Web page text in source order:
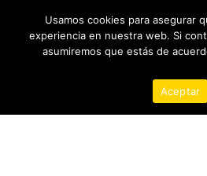
contenido
06/08/2026
Usamos cookies para asegurar
experiencia en nuestra web. Si
asumiremos que estás de
Aceptar